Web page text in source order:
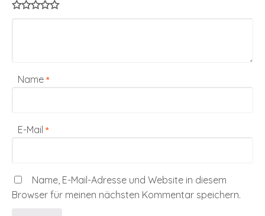
Name *
E-Mail *
Name, E-Mail-Adresse und Website in diesem
Browser für meinen nächsten Kommentar speichern.